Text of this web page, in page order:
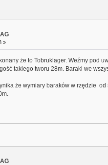
»
że to Tobruklager. Weźmy pod
takiego tworu 28m. Baraki we
że wymiary baraków w rzędzie